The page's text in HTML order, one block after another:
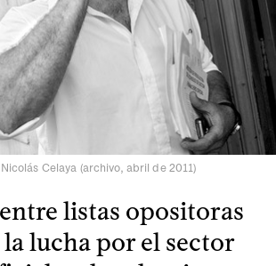
Celaya (archivo, abril de 2011)
listas opositoras
lucha por el sector